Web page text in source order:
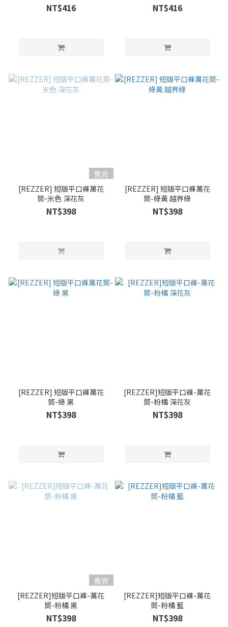
NT$416 NT$416
售完
[REZZER] 短版平口褲萬花
筒-米色 深花灰
NT$398
[REZZER] 短版平口褲萬花
筒-綠黃 越界綠
NT$398
[REZZER] 短版平口褲萬花
筒-綠 黑
NT$398
[REZZER]短版平口褲-萬花
筒-粉橘 深花灰
NT$398
售完
[REZZER]短版平口褲-萬花
筒-粉橘 黑
NT$398
[REZZER]短版平口褲-萬花
筒-粉橘 藍
NT$398